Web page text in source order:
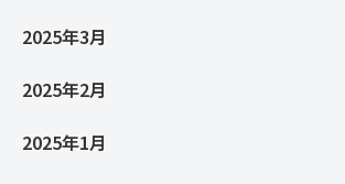
2025年3月
2025年2月
2025年1月